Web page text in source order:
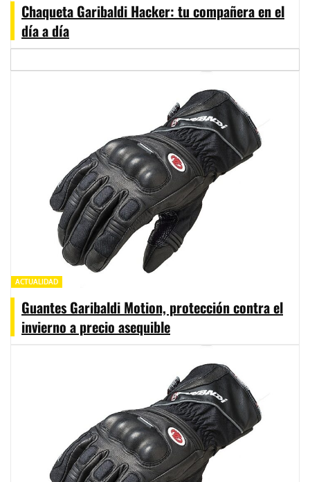
Chaqueta Garibaldi Hacker: tu compañera en el
día a día
ACTUALIDAD
Guantes Garibaldi Motion, protección contra el
invierno a precio asequible